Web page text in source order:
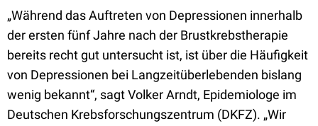
„Während das Auftreten von Depressionen innerhalb
der ersten fünf Jahre nach der Brustkrebstherapie
bereits recht gut untersucht ist, ist über die Häufigkeit
von Depressionen bei Langzeitüberlebenden bislang
wenig bekannt“, sagt Volker Arndt, Epidemiologe im
Deutschen Krebsforschungszentrum (DKFZ). „Wir